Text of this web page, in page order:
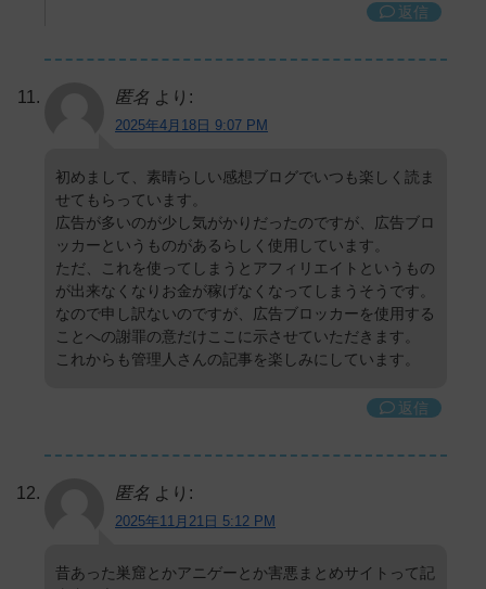
返信
匿名 より:
2025年4月18日 9:07 PM
初めまして、素晴らしい感想ブログでいつも楽しく読ま
せてもらっています。
広告が多いのが少し気がかりだったのですが、広告ブロ
ッカーというものがあるらしく使用しています。
ただ、これを使ってしまうとアフィリエイトというもの
が出来なくなりお金が稼げなくなってしまうそうです。
なので申し訳ないのですが、広告ブロッカーを使用する
ことへの謝罪の意だけここに示させていただきます。
これからも管理人さんの記事を楽しみにしています。
返信
匿名 より:
2025年11月21日 5:12 PM
昔あった巣窟とかアニゲーとか害悪まとめサイトって記